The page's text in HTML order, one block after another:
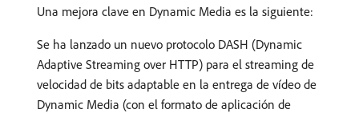
Una mejora clave en Dynamic Media es la siguiente:
Se ha lanzado un nuevo protocolo DASH (Dynamic
Adaptive Streaming over HTTP) para el streaming de
velocidad de bits adaptable en la entrega de vídeo de
Dynamic Media (con el formato de aplicación de